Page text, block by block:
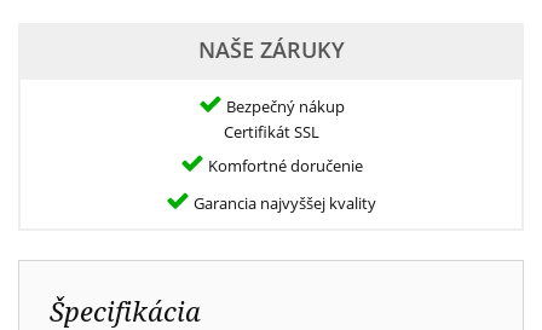
NAŠE ZÁRUKY
Bezpečný nákup
Certifikát SSL
Komfortné doručenie
Garancia najvyššej kvality
Špecifikácia